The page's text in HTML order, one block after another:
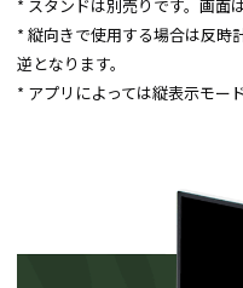
* スタンドは別売りです。画面
* 縦向きで使用する場合は反時
逆となります。
* アプリによっては縦表示モー